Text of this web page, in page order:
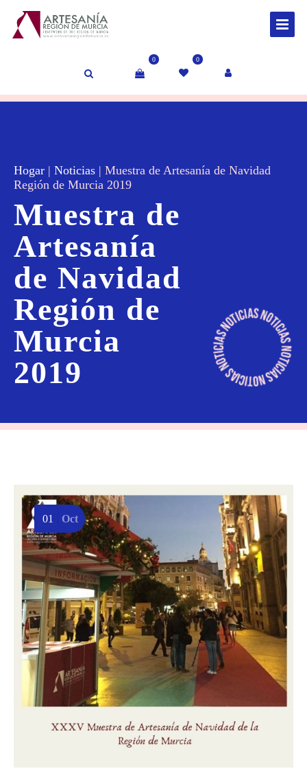
0 0
Hogar | Noticias | Muestra de Artesanía de Navidad
Región de Murcia 2019
Muestra de
Artesanía
de Navidad
Región de
Murcia
2019
01 Oct